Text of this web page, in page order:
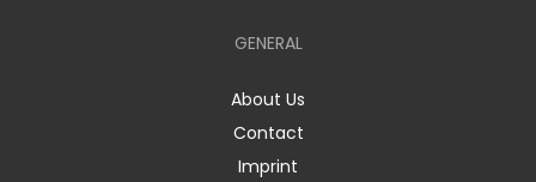
GENERAL
About Us
Contact
Imprint